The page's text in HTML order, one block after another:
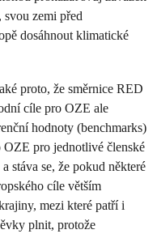
zemi před
dosáhnout klimatické
proto, že směrnice RED
cíle pro OZE ale
hodnoty (benchmarks)
pro jednotlivé členské
stáva se, že pokud některé
cíle větším
mezi které patří i
plnit, protože